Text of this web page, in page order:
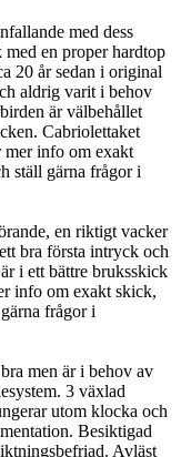
med dess
en proper hardtop
20 år sedan i original
aldrig varit i behov
är välbehållet
Cabriolettaket
info om exakt
ställ gärna frågor i
en riktigt vacker
bra första intryck och
i ett bättre bruksskick
info om exakt skick,
frågor i
men är i behov av
3 växlad
utom klocka och
Besiktigad
Avläst